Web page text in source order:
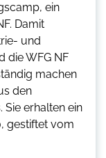
ein
Damit
und
die WFG NF
machen
den
Sie erhalten ein
gestiftet vom